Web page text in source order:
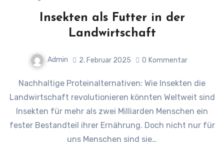
Insekten als Futter in der
Landwirtschaft
Admin 2. Februar 2025 0 Kommentar
Nachhaltige Proteinalternativen: Wie Insekten die
Landwirtschaft revolutionieren könnten Weltweit sind
Insekten für mehr als zwei Milliarden Menschen ein
fester Bestandteil ihrer Ernährung. Doch nicht nur für
uns Menschen sind sie…